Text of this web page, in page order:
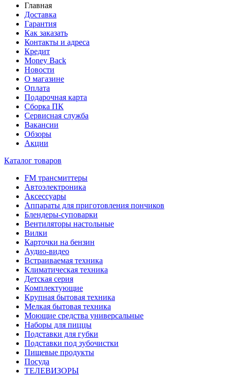
Главная
Доставка
Гарантия
Как заказать
Контакты и адреса
Кредит
Money Back
Новости
О магазине
Оплата
Подарочная карта
Сборка ПК
Сервисная служба
Вакансии
Обзоры
Акции
Каталог товаров
FM трансмиттеры
Автоэлектроника
Аксессуары
Аппараты для приготовления пончиков
Блендеры-суповарки
Вентиляторы настольные
Вилки
Карточки на бензин
Аудио-видео
Встраиваемая техника
Климатическая техника
Детская серия
Комплектующие
Крупная бытовая техника
Мелкая бытовая техника
Моющие средства универсальные
Наборы для пиццы
Подставки для губки
Подставки под зубочистки
Пищевые продукты
Посуда
ТЕЛЕВИЗОРЫ